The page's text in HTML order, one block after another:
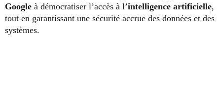
Google à démocratiser l’accès à l’intelligence artificielle,
tout en garantissant une sécurité accrue des données et des
systèmes.